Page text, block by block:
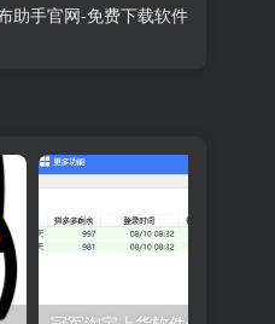
助手官网-免费下载软件